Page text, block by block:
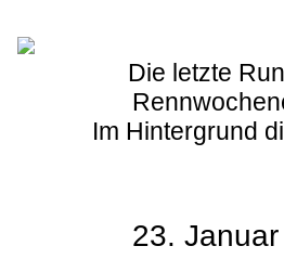
Die letzte
Im Hintergrund
23.